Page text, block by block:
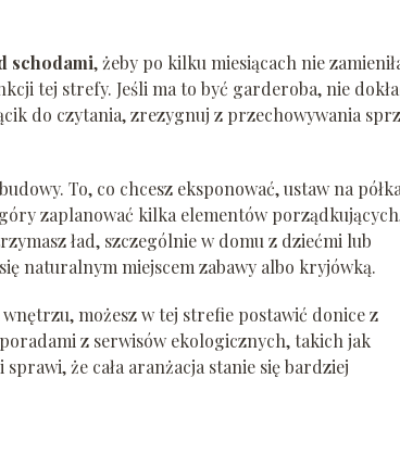
schodami, żeby po kilku miesiącach nie
tej strefy. Jeśli ma to być garderoba, nie
do czytania, zrezygnuj z przechowywania
To, co chcesz eksponować, ustaw na
zaplanować kilka elementów
ład, szczególnie w domu z dziećmi lub
naturalnym miejscem zabawy albo kryjówką.
możesz w tej strefie postawić donice z
z serwisów ekologicznych, takich jak
że cała aranżacja stanie się bardziej